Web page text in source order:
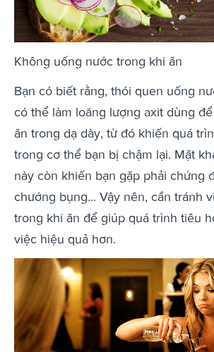
Không uống nước trong khi ăn
Bạn có biết rằng, thói quen uống
có thể làm loãng lượng axit dùng
ăn trong dạ dày, từ đó khiến quá
trong cơ thể bạn bị chậm lại. Mặt
này còn khiến bạn gặp phải chứng
chướng bụng... Vậy nên, cần tránh
trong khi ăn để giúp quá trình tiêu
việc hiệu quả hơn.